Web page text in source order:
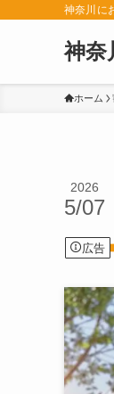
神奈川に
神奈
ホーム
2026
5/07
広告